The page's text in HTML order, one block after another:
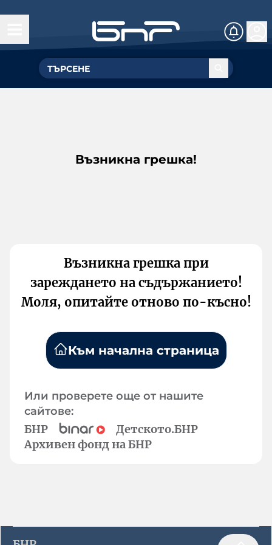
Възникна грешка!
Възникна грешка при
зареждането на съдържанието!
Моля, опитайте отново по-късно!
Към начална страница
Или проверете още от нашите
сайтове:
БНР
Детското.БНР
Архивен фонд на БНР